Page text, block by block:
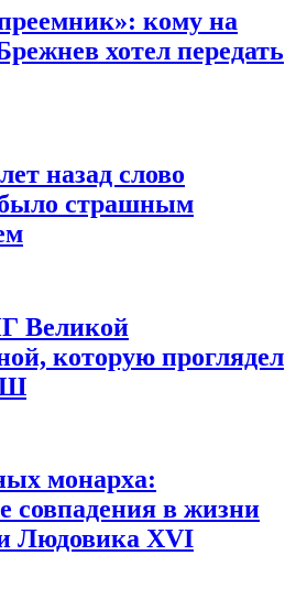
кому на
хотел передать
назад слово
было страшным
Великой
которую проглядел
монарха:
совпадения в жизни
Людовика XVI